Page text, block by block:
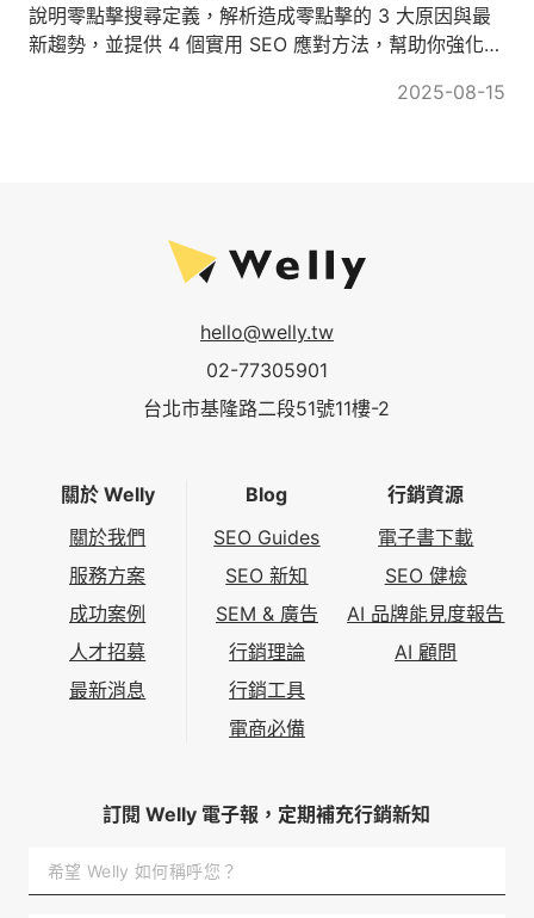
說明零點擊搜尋定義，解析造成零點擊的 3 大原因與最
新趨勢，並提供 4 個實用 SEO 應對方法，幫助你強化品
2025-08-15
hello@welly.tw
02-77305901
台北市基隆路二段51號11樓-2
關於 Welly
關於我們
服務方案
成功案例
人才招募
最新消息
Blog
SEO Guides
SEO 新知
SEM & 廣告
行銷理論
行銷工具
電商必備
行銷資源
電子書下載
SEO 健檢
AI 品牌能見度報告
AI 顧問
訂閱 Welly 電子報，定期補充行銷新知